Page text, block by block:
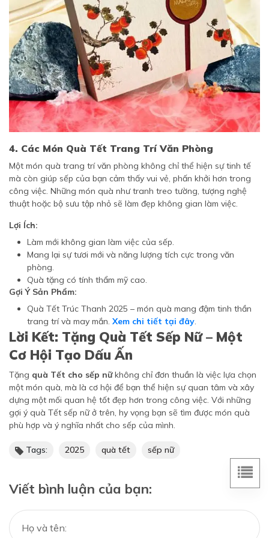
4. Các Món Quà Tết Trang Trí Văn Phòng
Một món quà trang trí văn phòng không chỉ thể hiện sự tinh tế
mà còn giúp sếp của bạn cảm thấy vui vẻ, phấn khởi hơn trong
công việc. Những món quà như tranh treo tường, tượng nghệ
thuật hoặc bộ sưu tập nhỏ sẽ làm đẹp không gian làm việc.
Lợi Ích:
Làm mới không gian làm việc của sếp.
Mang lại sự tươi mới và năng lượng tích cực trong văn
phòng.
Quà tặng có tính thẩm mỹ cao.
Gợi Ý Sản Phẩm:
Quà Tết Trúc Thanh 2025 – món quà mang đậm tinh thần
trang trí và may mắn. Xem chi tiết tại đây.
Lời Kết: Tặng Quà Tết Sếp Nữ – Một
Cơ Hội Tạo Dấu Ấn
Tặng quà Tết cho sếp nữkhông chỉ đơn thuần là việc lựa chọn
một món quà, mà là cơ hội để bạn thể hiện sự quan tâm và xây
dựng một mối quan hệ tốt đẹp hơn trong công việc. Với những
gợi ý quà Tết sếp nữ ở trên, hy vọng bạn sẽ tìm được món quà
phù hợp và ý nghĩa nhất cho sếp của mình.
Tags: 2025 quà tết sếp nữ
Viết bình luận của bạn: